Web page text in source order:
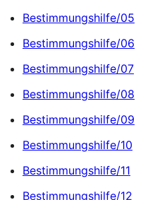
Bestimmungshilfe/05
Bestimmungshilfe/06
Bestimmungshilfe/07
Bestimmungshilfe/08
Bestimmungshilfe/09
Bestimmungshilfe/10
Bestimmungshilfe/11
Bestimmungshilfe/12